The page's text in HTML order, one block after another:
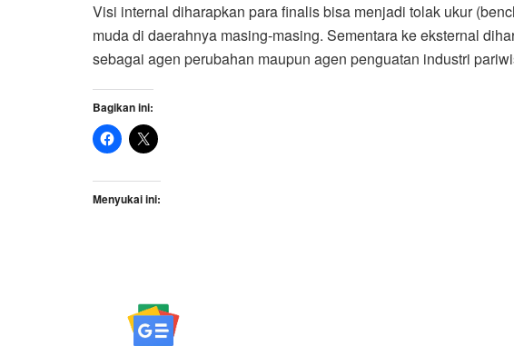
Visi internal diharapkan para finalis bisa menjadi tolak ukur
muda di daerahnya masing-masing. Sementara ke eksternal
sebagai agen perubahan maupun agen penguatan industri
Bagikan ini:
Menyukai ini: